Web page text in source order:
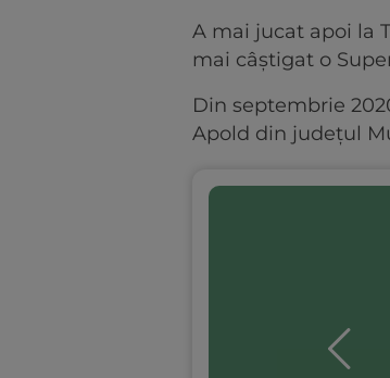
A mai jucat apoi la
mai câștigat o
Din septembrie
Apold din județul